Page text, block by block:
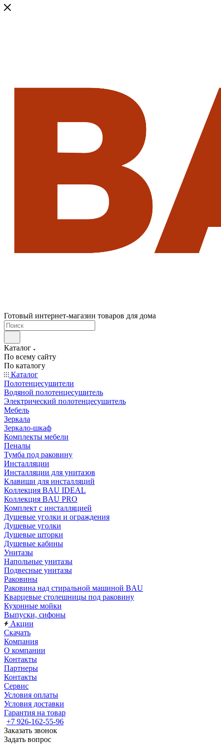
Готовый интернет-магазин товаров для дома
Каталог
По всему сайту
По каталогу
Каталог
Полотенцесушители
Водяной полотенцесушитель
Электрический полотенцесушитель
Мебель
Зеркала
Зеркало-шкаф
Комплекты мебели
Пеналы
Тумба под раковину
Инсталляции
Инсталляции для унитазов
Клавиши для инсталляций
Коллекция BAU IDEAL
Коллекция BAU PRO
Комплект с инсталляцией
Душевые уголки и ограждения
Душевые уголки
Душевые шторки
Душевые кабины
Унитазы
Напольные унитазы
Подвесные унитазы
Раковины
Раковина над стиральной машиной BAU
Кварцевые столешницы под раковину
Кухонные мойки
Выпуски, сифоны
Акции
Скачать
Компания
О компании
Контакты
Партнеры
Контакты
Сервис
Условия оплаты
Условия доставки
Гарантия на товар
+7 926-162-55-96
Заказать звонок
Задать вопрос